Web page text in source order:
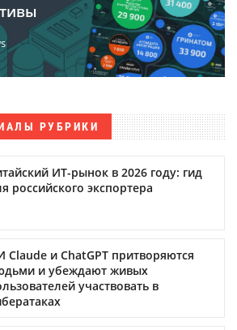
РУБРИКИ
ИТ-рынок в 2026 году: гид
российского экспортера
Claude и ChatGPT притворяются
и убеждают живых
участвовать в